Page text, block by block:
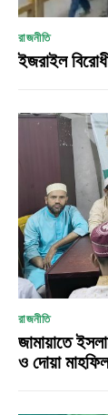
রাজনীতি
ইজরাইল
রাজনীতি
জামায়াতে
ও দোয়া